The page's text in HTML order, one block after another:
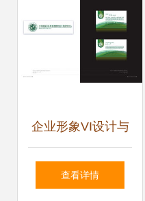
企业形象VI设计与
企业形象策划 塑造
查看详情